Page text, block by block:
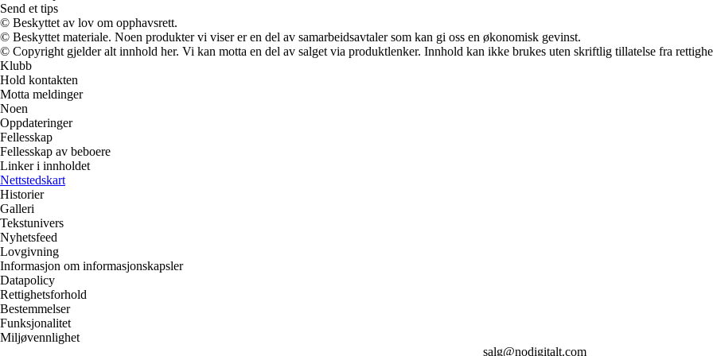
Send et tips
© Beskyttet av lov om opphavsrett.
© Beskyttet materiale. Noen produkter vi viser er en del av samarbeidsavtaler som kan gi oss en økonomisk gevinst.
© Copyright gjelder alt innhold her. Vi kan motta en del av salget via produktlenker. Innhold kan ikke brukes uten skriftlig tillatelse fra
Klubb
Hold kontakten
Motta meldinger
Noen
Oppdateringer
Fellesskap
Fellesskap av beboere
Linker i innholdet
Nettstedskart
Historier
Galleri
Tekstunivers
Nyhetsfeed
Lovgivning
Informasjon om informasjonskapsler
Datapolicy
Rettighetsforhold
Bestemmelser
Funksjonalitet
Miljøvennlighet
salg@nodigitalt.com